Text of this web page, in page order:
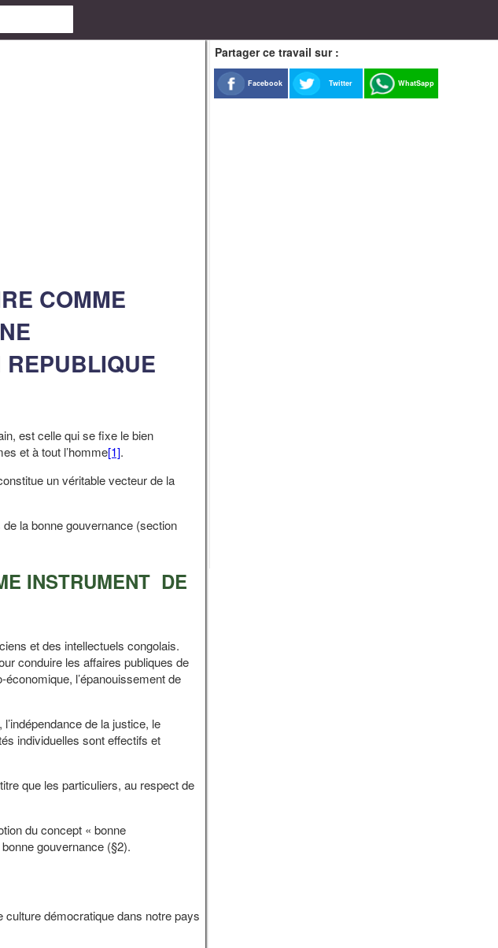
COMME
REPUBLIQUE
est celle qui se fixe le bien
et à tout l’homme[1].
un véritable vecteur de la
la bonne gouvernance (section
INSTRUMENT DE
et des intellectuels congolais.
conduire les affaires publiques de
l’épanouissement de
de la justice, le
individuelles sont effectifs et
que les particuliers, au respect de
du concept « bonne
gouvernance (§2).
démocratique dans notre pays
Partager ce travail sur :
Facebook Twitter WhatSapp